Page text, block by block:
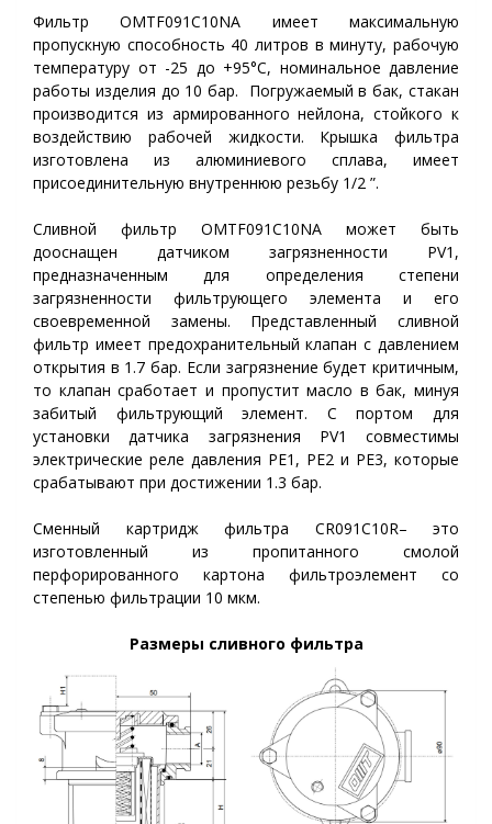
Фильтр OMTF091С10NA имеет максимальную
пропускную способность 40 литров в минуту, рабочую
температуру от -25 до +95°C, номинальное давление
работы изделия до 10 бар. Погружаемый в бак, стакан
производится из армированного нейлона, стойкого к
воздействию рабочей жидкости. Крышка фильтра
изготовлена из алюминиевого сплава, имеет
присоединительную внутреннюю резьбу 1/2 ”.
Сливной фильтр OMTF091С10NA может быть
дооснащен датчиком загрязненности PV1,
предназначенным для определения степени
загрязненности фильтрующего элемента и его
своевременной замены. Представленный сливной
фильтр имеет предохранительный клапан с давлением
открытия в 1.7 бар. Если загрязнение будет критичным,
то клапан сработает и пропустит масло в бак, минуя
забитый фильтрующий элемент. С портом для
установки датчика загрязнения PV1 совместимы
электрические реле давления PE1, PE2 и PE3, которые
срабатывают при достижении 1.3 бар.
Сменный картридж фильтра CR091С10R– это
изготовленный из пропитанного смолой
перфорированного картона фильтроэлемент со
степенью фильтрации 10 мкм.
Размеры сливного фильтра